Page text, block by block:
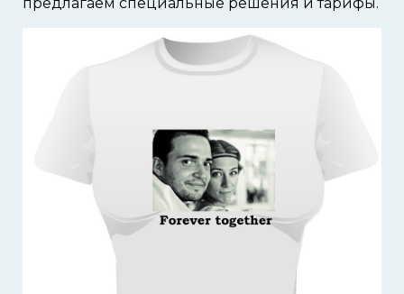
предлагаем специальные решения и тарифы.